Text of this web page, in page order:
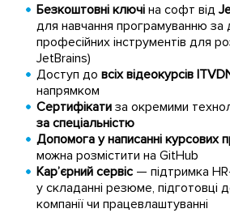
Безкоштовні ключі на софт від
для навчання програмуванню
професійних інструментів для
JetBrains)
Доступ до всіх відеокурсів
напрямком
Сертифікати за окремими
за спеціальністю
Допомога у написанні курсових
можна розмістити на GitHub
Кар’єрний сервіс — підтримка
у складанні резюме, підготовці
компанії чи працевлаштуванні